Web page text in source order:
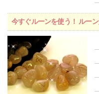
今すぐルーンを使う！ ルー